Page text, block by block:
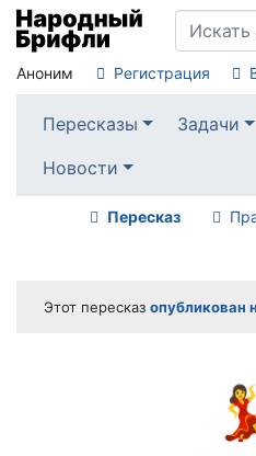
Аноним Регистрация
Пересказы Задачи
Новости
Пересказ
Этот пересказ опубликован